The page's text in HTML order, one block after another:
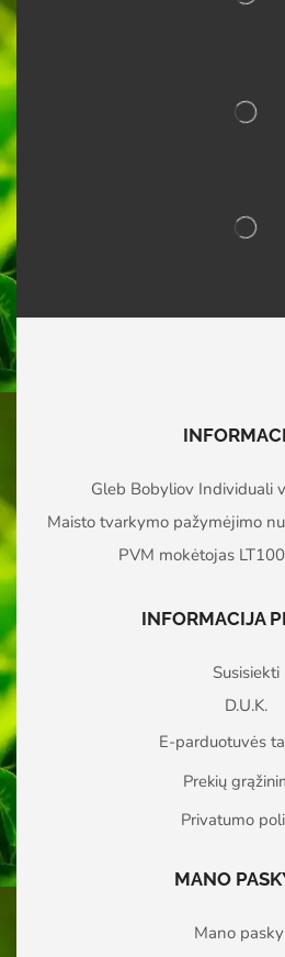
Gleb Bobyliov Individuali
Maisto tvarkymo pažymėjimo
PVM mokėtojas
INFORMACIJA
Susisiekti
D.U.K.
E-parduotuvės
Prekių
Privatumo
MANO
Mano